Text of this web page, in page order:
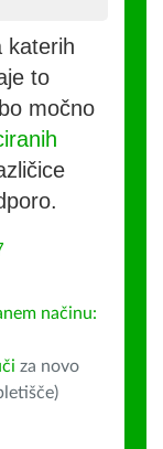
katerih
to
močno
načinu:
za novo